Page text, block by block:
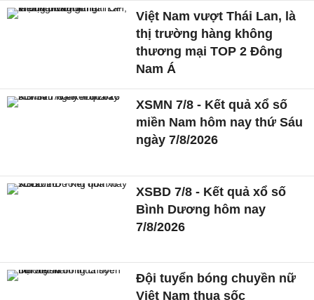
Việt Nam vượt Thái Lan, là
thị trường hàng không
thương mại TOP 2 Đông
Nam Á
XSMN 7/8 - Kết quả xổ số
miền Nam hôm nay thứ Sáu
ngày 7/8/2026
XSBD 7/8 - Kết quả xổ số
Bình Dương hôm nay
7/8/2026
Đội tuyển bóng chuyền nữ
Việt Nam thua sốc